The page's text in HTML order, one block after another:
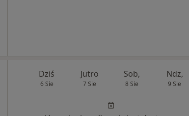
Dziś
6 Sie
Jutro
7 Sie
Sob,
8 Sie
Ndz,
9 Sie